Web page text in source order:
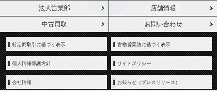
法人営業部 店舗情報
中古買取 お問い合わせ
特定商取引に基づく表示 古物営業法に基づく表示
個人情報保護方針 サイトポリシー
会社情報 お知らせ（プレスリリース）